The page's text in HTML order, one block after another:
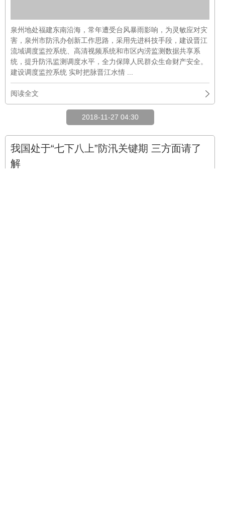
泉州地处福建东南沿海，常年遭受台风暴雨影响，为灵敏应对灾
害，泉州市防汛办创新工作思路，采用先进科技手段，建设晋江
流域调度监控系统、高清视频系统和市区内涝监测数据共享系
统，提升防汛监测调度水平，全力保障人民群众生命财产安全。
建设调度监控系统 实时把脉晋江水情 ...
阅读全文
2018-11-27 04:30
我国处于“七下八上”防汛关键期 三方面请了
解